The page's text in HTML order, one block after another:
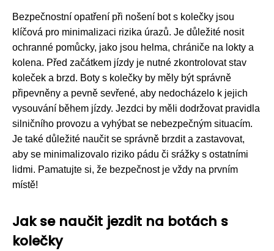
Bezpečnostní opatření při nošení bot s kolečky jsou
klíčová pro minimalizaci rizika úrazů. Je důležité nosit
ochranné pomůcky, jako jsou helma, chrániče na lokty a
kolena. Před začátkem jízdy je nutné zkontrolovat stav
koleček a brzd. Boty s kolečky by měly být správně
připevněny a pevně sevřené, aby nedocházelo k jejich
vysouvání během jízdy. Jezdci by měli dodržovat pravidla
silničního provozu a vyhýbat se nebezpečným situacím.
Je také důležité naučit se správně brzdit a zastavovat,
aby se minimalizovalo riziko pádu či srážky s ostatními
lidmi. Pamatujte si, že bezpečnost je vždy na prvním
místě!
Jak se naučit jezdit na botách s
kolečky